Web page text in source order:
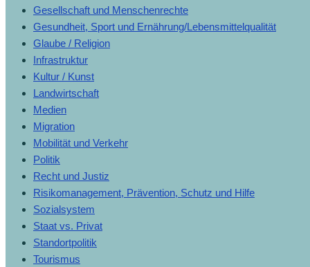
Gesellschaft und Menschenrechte
Gesundheit, Sport und Ernährung/Lebensmittelqualität
Glaube / Religion
Infrastruktur
Kultur / Kunst
Landwirtschaft
Medien
Migration
Mobilität und Verkehr
Politik
Recht und Justiz
Risikomanagement, Prävention, Schutz und Hilfe
Sozialsystem
Staat vs. Privat
Standortpolitik
Tourismus